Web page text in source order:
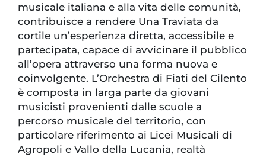
musicale italiana e alla vita delle comunità,
contribuisce a rendere Una Traviata da
cortile un’esperienza diretta, accessibile e
partecipata, capace di avvicinare il pubblico
all’opera attraverso una forma nuova e
coinvolgente. L’Orchestra di Fiati del Cilento
è composta in larga parte da giovani
musicisti provenienti dalle scuole a
percorso musicale del territorio, con
particolare riferimento ai Licei Musicali di
Agropoli e Vallo della Lucania, realtà